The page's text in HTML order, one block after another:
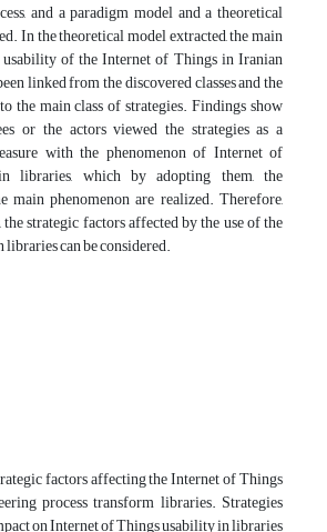
and a paradigm model and a theoretical
In the theoretical model extracted, the main
usability of the Internet of Things in Iranian
linked from the discovered classes and the
the main class of strategies. Findings show
or the actors viewed the strategies as a
with the phenomenon of Internet of
libraries, which by adopting them, the
main phenomenon are realized. Therefore,
the strategic factors affected by the use of the
can be considered.
factors affecting the Internet of Things
process transform libraries. Strategies